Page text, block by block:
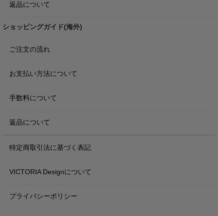
返品について
ショッピングガイド(海外)
ご注文の流れ
お支払い方法について
手数料について
返品について
特定商取引法に基づく表記
VICTORIA Designについて
プライバシーポリシー